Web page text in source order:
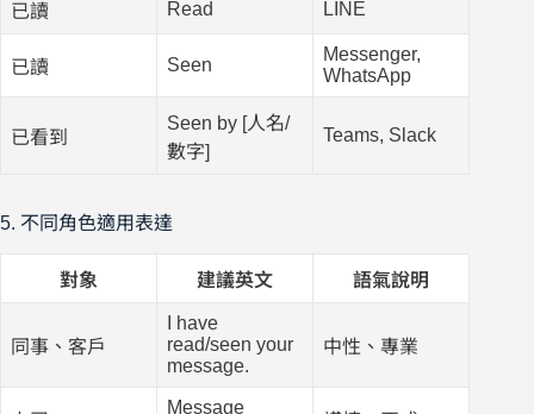
已讀 Read LINE
已讀 Seen
Messenger,
WhatsApp
已看到
Seen by [人名/
數字]
Teams, Slack
5. 不同角色適用表達
對象 建議英文 語氣說明
同事、客戶
I have
read/seen your
message.
中性、專業
Message